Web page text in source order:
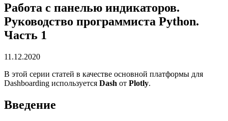
Работа с панелью индикаторов.
Руководство программиста Python.
Часть 1
11.12.2020
В этой серии статей в качестве основной платформы для
Dashboarding используется Dash от Plotly.
Введение